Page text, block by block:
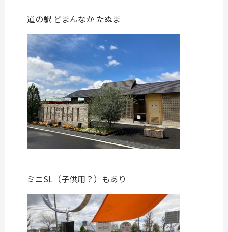
道の駅 どまんなか たぬま
ミニSL（子供用？）もあり